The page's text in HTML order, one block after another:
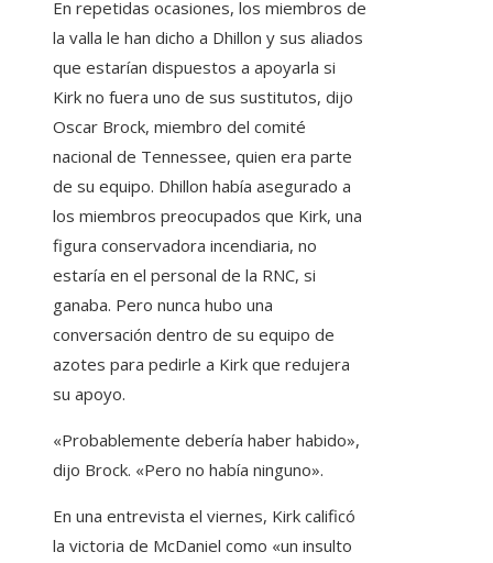
En repetidas ocasiones, los miembros de
la valla le han dicho a Dhillon y sus aliados
que estarían dispuestos a apoyarla si
Kirk no fuera uno de sus sustitutos, dijo
Oscar Brock, miembro del comité
nacional de Tennessee, quien era parte
de su equipo. Dhillon había asegurado a
los miembros preocupados que Kirk, una
figura conservadora incendiaria, no
estaría en el personal de la RNC, si
ganaba. Pero nunca hubo una
conversación dentro de su equipo de
azotes para pedirle a Kirk que redujera
su apoyo.
«Probablemente debería haber habido»,
dijo Brock. «Pero no había ninguno».
En una entrevista el viernes, Kirk calificó
la victoria de McDaniel como «un insulto